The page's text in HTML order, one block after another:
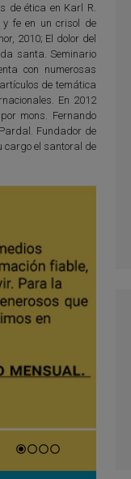
de ética en Karl R.
y fe en un crisol de
2010; El dolor del
santa. Seminario
con numerosas
de temática
En 2012
mons. Fernando
Fundador de
cargo el santoral de